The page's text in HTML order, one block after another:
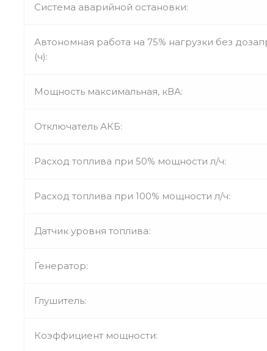
Система аварийной остановки:
Автономная работа на 75% нагрузки без
(ч):
Мощность максимальная, кВА:
Отключатель АКБ:
Расход топлива при 50% мощности л/ч:
Расход топлива при 100% мощности л/ч:
Датчик уровня топлива:
Генератор:
Глушитель:
Коэффициент мощности: